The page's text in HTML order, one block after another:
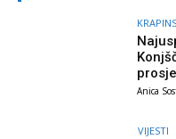
Anica
VIJESTI